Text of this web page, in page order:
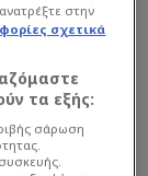
στην
σχετικά
τα εξής:
σάρωση